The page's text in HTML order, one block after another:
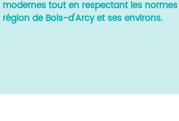
modernes tout en respectant les
région de Bois-d'Arcy et ses environs.